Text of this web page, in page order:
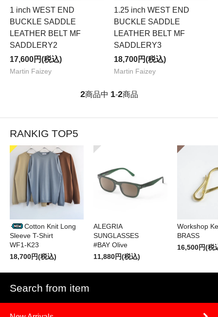
1 inch WEST END
BUCKLE SADDLE
LEATHER BELT MF
SADDLERY2
17,600円(税込)
Martin Faizey
1.25 inch WEST END
BUCKLE SADDLE
LEATHER BELT MF
SADDLERY3
18,700円(税込)
Martin Faizey
2商品中 1-2商品
RANKIG TOP5
Cotton Knit Long
Sleeve T-Shirt
WF1-K23
18,700円(税込)
ALEGRIA
SUNGLASSES
#BAY Olive
11,880円(税込)
Workshop
BRASS
16,500円(税
Search from item